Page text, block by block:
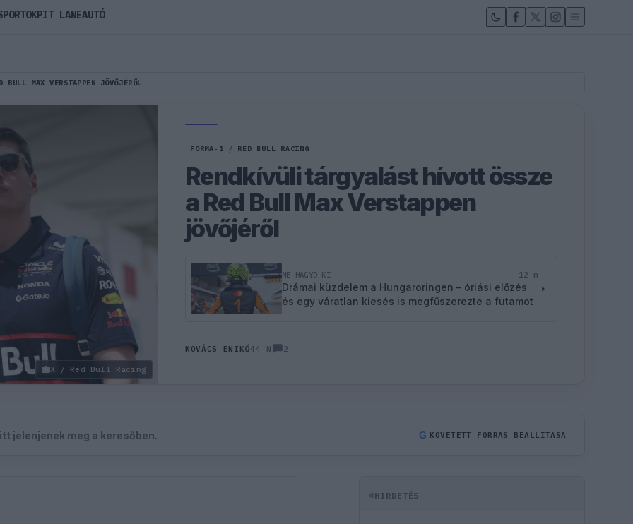
MAX VERSTAPPEN JÖVŐJÉRŐL
X / Red Bull Racing
FORMA-1 / RED BULL RACING
Rendkívüli tárgyalást hívott össze
a Red Bull Max Verstappen
jövőjéről
NE HAGYD KI 12 n
Drámai küzdelem a Hungaroringen – óriási előzés
és egy váratlan kiesés is megfűszerezte a futamot
KOVÁCS ENIKŐ44 N 2
jelenjenek meg a keresőben. G KÖVETETT FORRÁS BEÁLLÍTÁSA
HIRDETÉS
PIT LANEAUTÓ